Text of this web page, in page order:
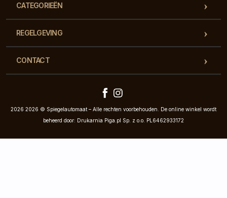
CATEGORIEËN
REGELGEVING
CONTACT
2026 2026 © Spiegelautomaat – Alle rechten voorbehouden. De online winkel wordt
beheerd door: Drukarnia Piga.pl Sp. z o.o. PL6462933172